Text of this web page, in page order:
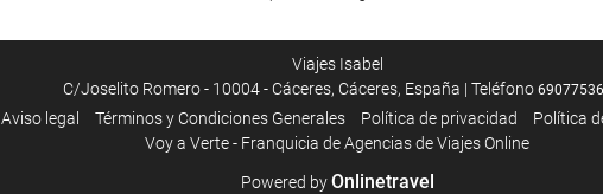
Sauna
Servicio de masaje
Viajes Isabel
C/Joselito Romero - 10004 - Cáceres, Cáceres, España | Teléfono
Aviso legal Términos y Condiciones Generales Política de privacidad
Política
Voy a Verte - Franquicia de Agencias de Viajes Online
Powered byOnlinetravel